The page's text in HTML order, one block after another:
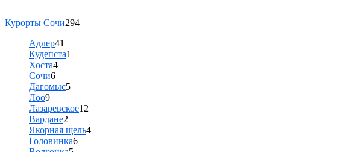
Курорты Сочи294
Адлер41
Кудепста1
Хоста4
Сочи6
Дагомыс5
Лоо9
Лазаревское12
Вардане2
Якорная щель4
Головинка6